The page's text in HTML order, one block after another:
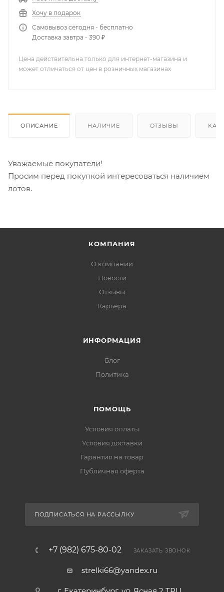
Хочу в подарок
Самовывоз сегодня - бесплатно
Доставка завтра - 390 ₽
Цена действительна только для интернет-магазина и
может отличаться от цен в розничных магазинах
ОПИСАНИЕ НАЛИЧИЕ ОТЗЫВЫ КАК
Уважаемые покупатели!
Просим перед покупкой интересоваться наличием
лотов.
КОМПАНИЯ
О компании
Новости
Отзывы
Карьера
ИНФОРМАЦИЯ
Блог
Политика
ПОМОЩЬ
Условия оплаты
Условия доставки
Гарантия на товар
Публичная оферта
ПОДПИСАТЬСЯ НА РАССЫЛКУ
+7 (982) 675-80-02 ЗАКАЗАТЬ ЗВОНОК
strelki66@yandex.ru